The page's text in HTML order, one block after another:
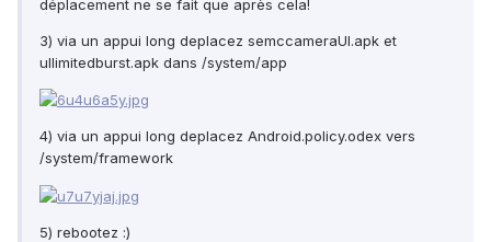
déplacement ne se fait que après cela!
3) via un appui long deplacez semccameraUI.apk et
ullimitedburst.apk dans /system/app
4) via un appui long deplacez Android.policy.odex vers
/system/framework
5) rebootez :)